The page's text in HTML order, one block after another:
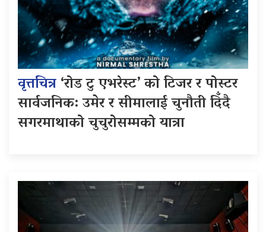
वृत्तचित्र‘रोड टु एभरेस्ट’ को टिजर र पोस्टर
सार्वजनिक: उमेर र सीमालाई चुनौती दिँदै
सगरमाथाको चुचुरोसम्मको यात्रा